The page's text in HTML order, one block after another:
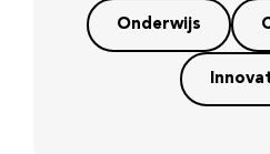
Onderwijs